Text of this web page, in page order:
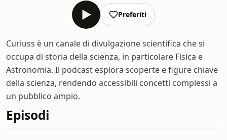
Preferiti
Curiuss è un canale di divulgazione scientifica che si
occupa di storia della scienza, in particolare Fisica e
Astronomia. Il podcast esplora scoperte e figure chiave
della scienza, rendendo accessibili concetti complessi a
un pubblico ampio.
Episodi